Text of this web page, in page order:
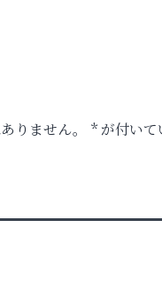
りません。 *が付いて